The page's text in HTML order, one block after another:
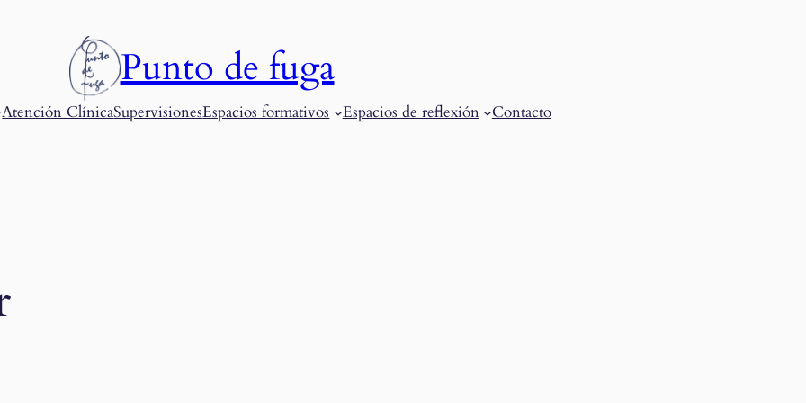
Punto de fuga
Atención ClínicaSupervisionesEspacios formativos Espacios de reflexión Contacto